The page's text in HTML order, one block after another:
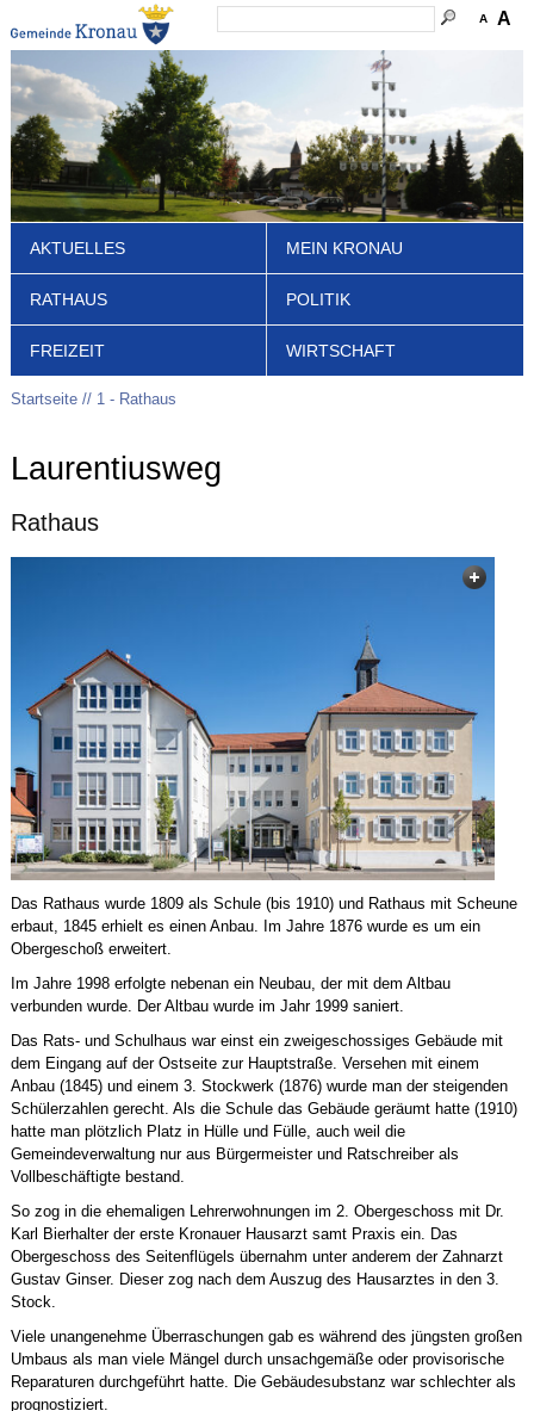
A A
AKTUELLES MEIN KRONAU
RATHAUS POLITIK
FREIZEIT WIRTSCHAFT
Startseite 1 - Rathaus
Laurentiusweg
Rathaus
Das Rathaus wurde 1809 als Schule (bis 1910) und Rathaus mit Scheune
erbaut, 1845 erhielt es einen Anbau. Im Jahre 1876 wurde es um ein
Obergeschoß erweitert.
Im Jahre 1998 erfolgte nebenan ein Neubau, der mit dem Altbau
verbunden wurde. Der Altbau wurde im Jahr 1999 saniert.
Das Rats- und Schulhaus war einst ein zweigeschossiges Gebäude mit
dem Eingang auf der Ostseite zur Hauptstraße. Versehen mit einem
Anbau (1845) und einem 3. Stockwerk (1876) wurde man der steigenden
Schülerzahlen gerecht. Als die Schule das Gebäude geräumt hatte (1910)
hatte man plötzlich Platz in Hülle und Fülle, auch weil die
Gemeindeverwaltung nur aus Bürgermeister und Ratschreiber als
Vollbeschäftigte bestand.
So zog in die ehemaligen Lehrerwohnungen im 2. Obergeschoss mit Dr.
Karl Bierhalter der erste Kronauer Hausarzt samt Praxis ein. Das
Obergeschoss des Seitenflügels übernahm unter anderem der Zahnarzt
Gustav Ginser. Dieser zog nach dem Auszug des Hausarztes in den 3.
Stock.
Viele unangenehme Überraschungen gab es während des jüngsten großen
Umbaus als man viele Mängel durch unsachgemäße oder provisorische
Reparaturen durchgeführt hatte. Die Gebäudesubstanz war schlechter als
prognostiziert.